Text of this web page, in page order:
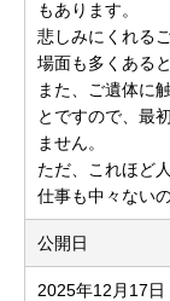
もあります。
悲しみにくれる
場面も多くある
また、ご遺体に
とですので、最
ません。
ただ、これほど
仕事も中々ない
公開日
2025年12月17日